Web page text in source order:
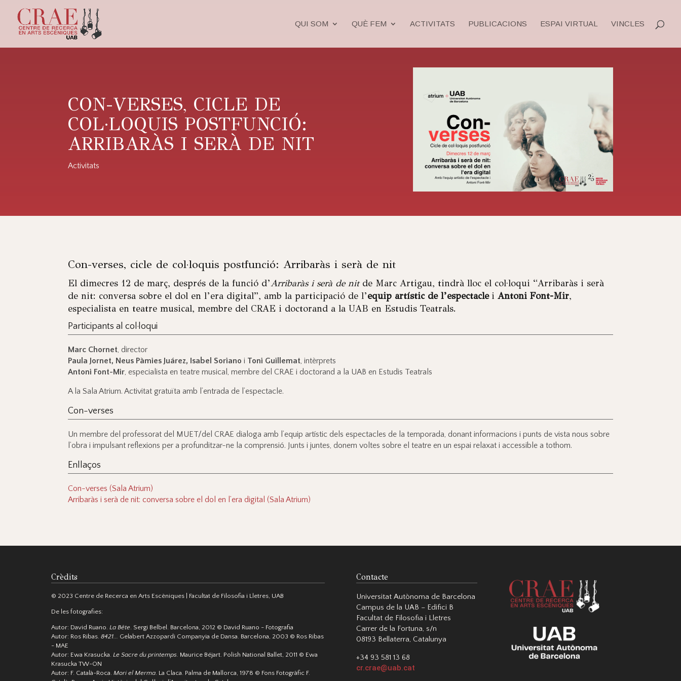
QUI SOM QUÈ FEM ACTIVITATS PUBLICACIONS ESPAI VIRTUAL VINCLES
CON-VERSES, CICLE DE
COL·LOQUIS POSTFUNCIÓ:
ARRIBARÀS I SERÀ DE NIT
Activitats
Con-verses, cicle de col·loquis postfunció: Arribaràs i serà de nit
El dimecres 12 de març, després de la funció d’Arribaràs i serà de nitde Marc Artigau, tindrà lloc el col·loqui “Arribaràs i serà
de nit: conversa sobre el dol en l’era digital”, amb la participació de l’equip artístic de l’espectacleiAntoni Font-Mir,
especialista en teatre musical, membre del CRAE i doctorand a la UAB en Estudis Teatrals.
Participants al col·loqui
Marc Chornet, director
Paula Jornet, Neus Pàmies Juárez, Isabel Soriano i Toni Guillemat, intèrprets
Antoni Font-Mir, especialista en teatre musical, membre del CRAE i doctorand a la UAB en Estudis Teatrals
A la Sala Atrium. Activitat gratuïta amb l’entrada de l’espectacle.
Con-verses
Un membre del professorat del MUET/del CRAE dialoga amb l’equip artístic dels espectacles de la temporada, donant informacions i punts de vista nous sobre
l’obra i impulsant reflexions per a profunditzar-ne la comprensió. Junts i juntes, donem voltes sobre el teatre en un espai relaxat i accessible a tothom.
Enllaços
Con-verses (Sala Atrium)
Arribaràs i serà de nit: conversa sobre el dol en l’era digital (Sala Atrium)
Crèdits
© 2023 Centre de Recerca en Arts Escèniques | Facultat de Filosofia i Lletres, UAB
De les fotografies:
Autor: David Ruano. La Bête. Sergi Belbel. Barcelona, 2012 © David Ruano - Fotografia
Autor: Ros Ribas. 8421... Gelabert Azzopardi Companyia de Dansa. Barcelona, 2003 © Ros Ribas
- MAE
Autor: Ewa Krasucka. Le Sacre du printemps. Maurice Béjart. Polish National Ballet, 2011 © Ewa
Krasucka TW-ON
Autor: F. Català-Roca. Mori el Merma. La Claca. Palma de Mallorca, 1978 © Fons Fotogràfic F.
Contacte
Universitat Autònoma de Barcelona
Campus de la UAB – Edifici B
Facultat de Filosofia i Lletres
Carrer de la Fortuna, s/n
08193 Bellaterra, Catalunya
+34 93 581 13 68
cr.crae@uab.cat